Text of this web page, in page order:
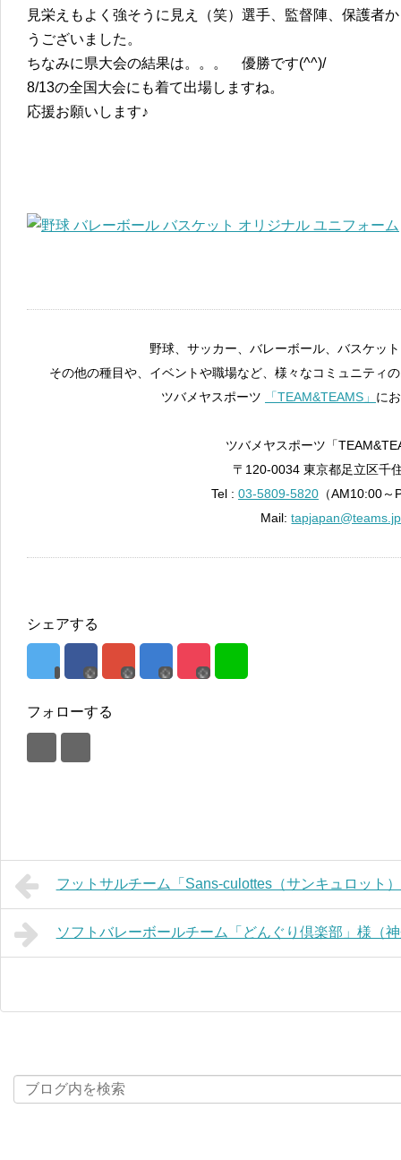
見栄えもよく強そうに見え（笑）選手、監督陣、保護者
うございました。
ちなみに県大会の結果は。。。 優勝です(^^)/
8/13の全国大会にも着て出場しますね。
応援お願いします♪
野球、サッカー、バレーボール、バスケッ
その他の種目や、イベントや職場など、様々なコミュニティ
ツバメヤスポーツ
「TEAM&TEAMS」 に
ツバメヤスポーツ「
〒120-0034 東京都足立区千
Tel : 03-5809-5820 （AM10:00
Mail:tapjapan@teams.jp
シェアする
フォローする
フットサルチーム「Sans-culottes（サンキュロット
ソフトバレーボールチーム「どんぐり倶楽部」様（